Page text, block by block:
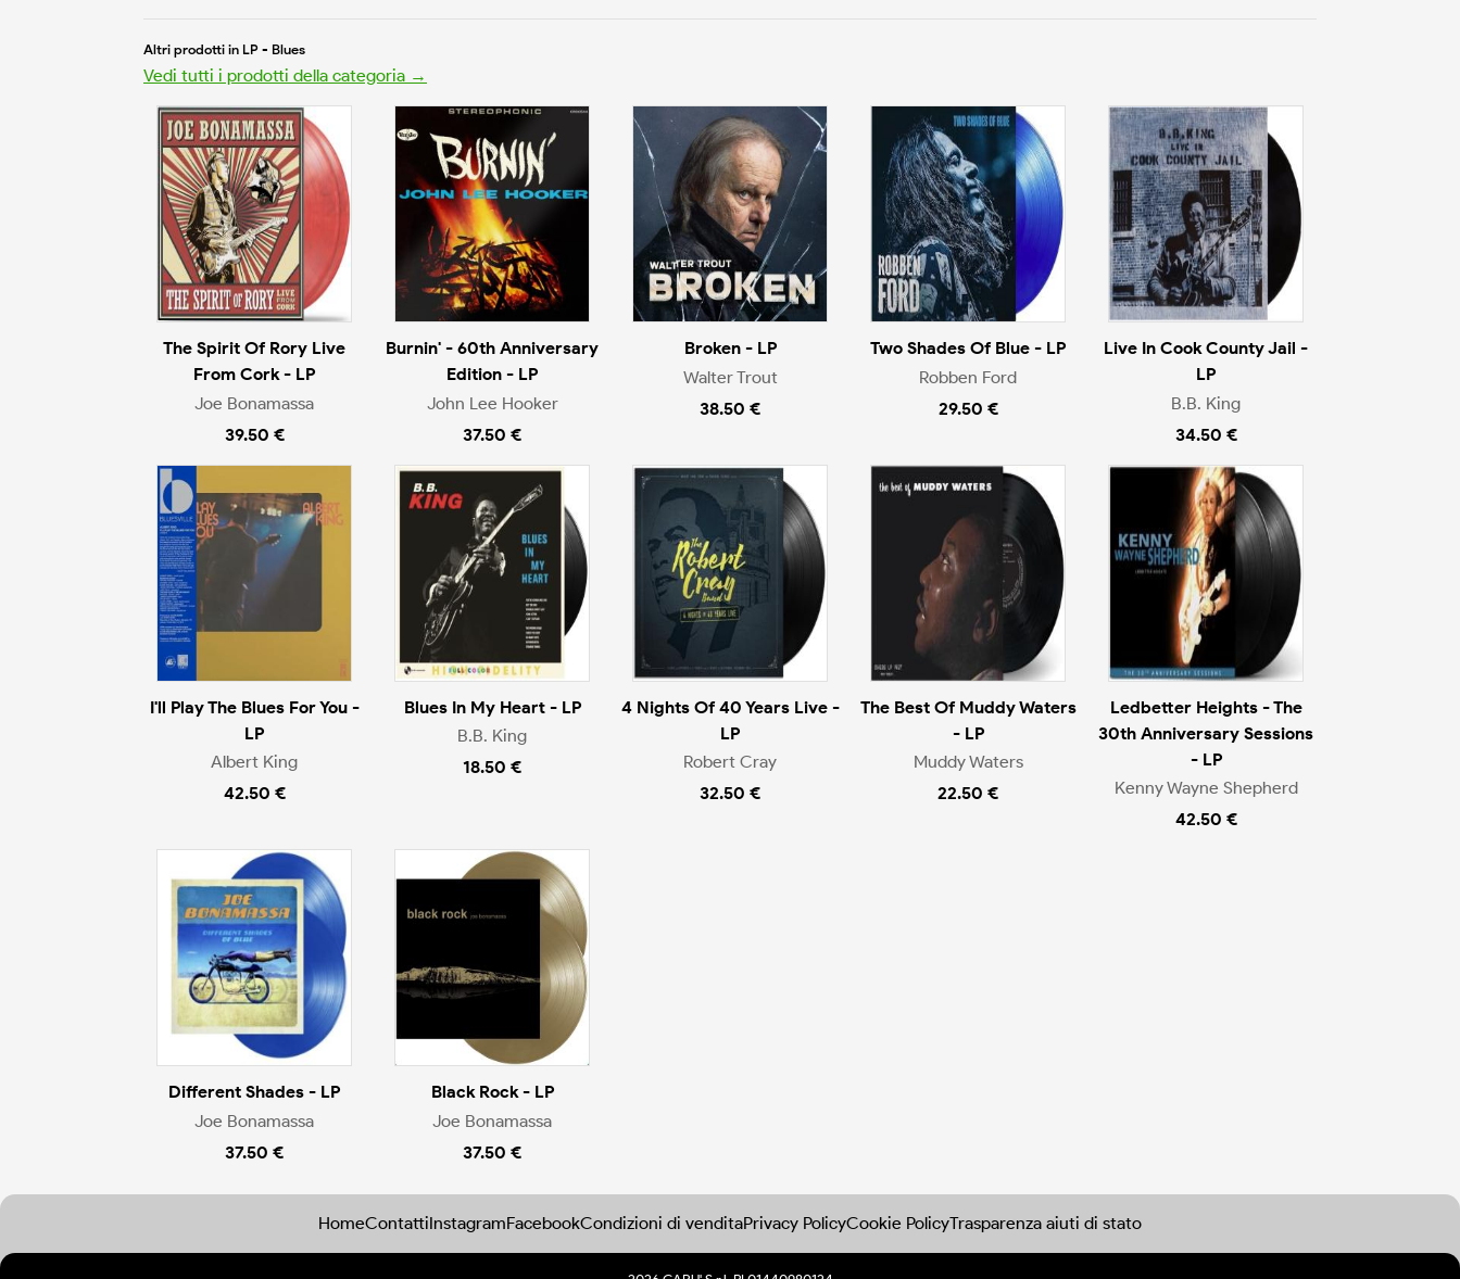
Altri prodotti in LP - Blues
Vedi tutti i prodotti della categoria →
The Spirit Of Rory Live
From Cork - LP
Joe Bonamassa
39.50 €
Burnin' - 60th Anniversary
Edition - LP
John Lee Hooker
37.50 €
Broken - LP
Walter Trout
38.50 €
Two Shades Of Blue - LP
Robben Ford
29.50 €
Live In Cook County Jail -
LP
B.B. King
34.50 €
I'll Play The Blues For You -
LP
Albert King
42.50 €
Blues In My Heart - LP
B.B. King
18.50 €
4 Nights Of 40 Years Live -
LP
Robert Cray
32.50 €
The Best Of Muddy Waters
- LP
Muddy Waters
22.50 €
Ledbetter Heights - The
30th Anniversary Sessions
- LP
Kenny Wayne Shepherd
42.50 €
Different Shades - LP
Joe Bonamassa
37.50 €
Black Rock - LP
Joe Bonamassa
37.50 €
HomeContattiInstagramFacebookCondizioni di venditaPrivacy PolicyCookie PolicyTrasparenza aiuti di stato